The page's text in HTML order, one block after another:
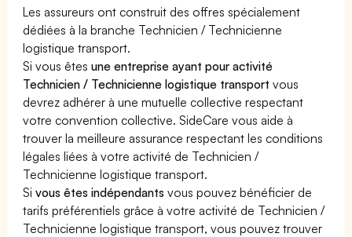
Les assureurs ont construit des offres spécialement
dédiées à la branche Technicien / Technicienne
logistique transport.
Si vous êtesune entreprise ayant pour activité
Technicien / Technicienne logistique transport vous
devrez adhérer à une mutuelle collective respectant
votre convention collective. SideCare vous aide à
trouver la meilleure assurance respectant les conditions
légales liées à votre activité de Technicien /
Technicienne logistique transport.
Sivous êtes indépendants vous pouvez bénéficier de
tarifs préférentiels grâce à votre activité de Technicien /
Technicienne logistique transport, vous pouvez trouver